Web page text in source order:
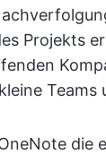
Projekts
Teams
die